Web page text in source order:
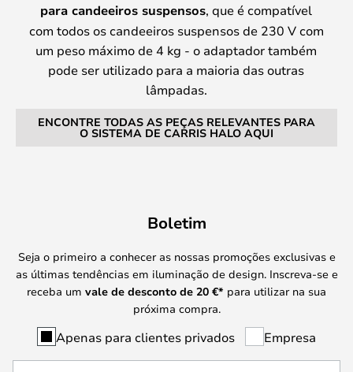
para candeeiros suspensos, que é compatível
com todos os candeeiros suspensos de 230 V com
um peso máximo de 4 kg - o adaptador também
pode ser utilizado para a maioria das outras
lâmpadas.
ENCONTRE TODAS AS PEÇAS RELEVANTES PARA
O SISTEMA DE CARRIS HALO AQUI
Boletim
Seja o primeiro a conhecer as nossas promoções exclusivas e
as últimas tendências em iluminação de design. Inscreva-se e
receba um vale de desconto de 20 €* para utilizar na sua
próxima compra.
Apenas para clientes privados Empresa